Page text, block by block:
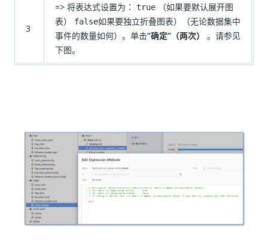
3
=> 将表达式设置为： true
（如果要默认展开图
表）
false如果要独立折叠图表）（无论数据集中
事件的数量如何）。单击“确定”（两次）
。请参见
下图。